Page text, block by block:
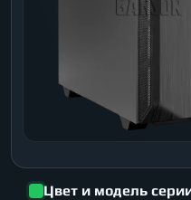
Цвет и модель